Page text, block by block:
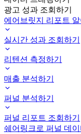
광고 성과 조회하기
에어브릿지 리포트 알
실시간 성과 조회하기
리텐션 측정하기
매출 분석하기
퍼널 분석하기
퍼널 리포트 조회하기
쉐어링크로 퍼널 데이